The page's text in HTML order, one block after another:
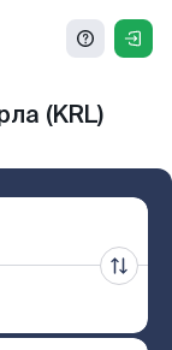
(KRL)